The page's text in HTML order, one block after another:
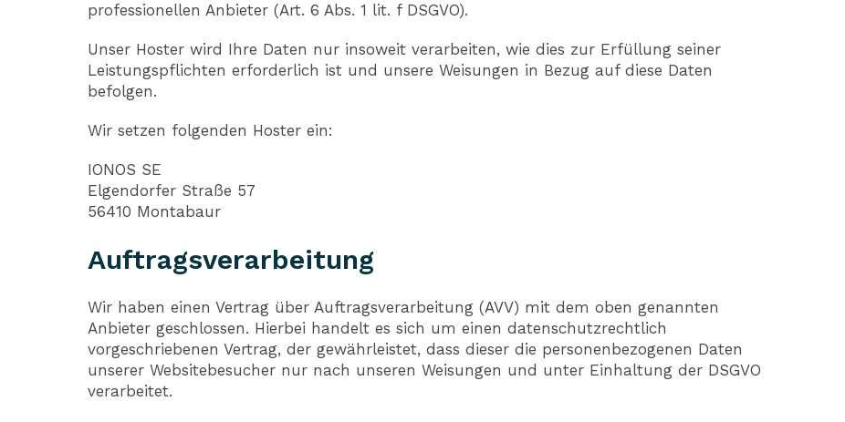
professionellen Anbieter (Art. 6 Abs. 1 lit. f DSGVO).
Unser Hoster wird Ihre Daten nur insoweit verarbeiten, wie dies zur Erfüllung seiner
Leistungspflichten erforderlich ist und unsere Weisungen in Bezug auf diese Daten
befolgen.
Wir setzen folgenden Hoster ein:
IONOS SE
Elgendorfer Straße 57
56410 Montabaur
Auftragsverarbeitung
Wir haben einen Vertrag über Auftragsverarbeitung (AVV) mit dem oben genannten
Anbieter geschlossen. Hierbei handelt es sich um einen datenschutzrechtlich
vorgeschriebenen Vertrag, der gewährleistet, dass dieser die personenbezogenen Daten
unserer Websitebesucher nur nach unseren Weisungen und unter Einhaltung der DSGVO
verarbeitet.